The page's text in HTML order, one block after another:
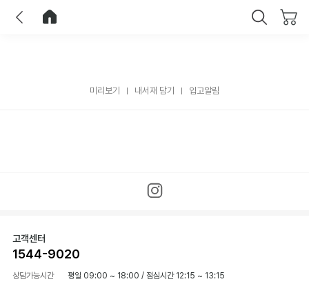
미리보기 내서재 담기 입고알림
고객센터
1544-9020
상담가능시간 평일 09:00 ~ 18:00 / 점심시간 12:15 ~ 13:15